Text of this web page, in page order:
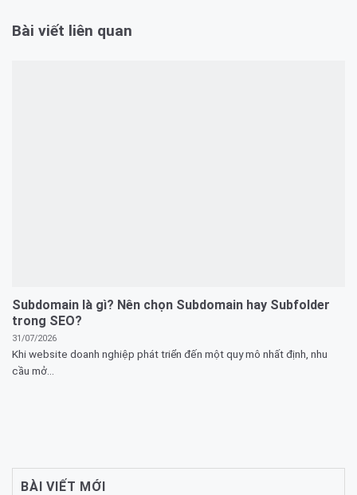
Bài viết liên quan
Subdomain là gì? Nên chọn Subdomain hay Subfolder
trong SEO?
31/07/2026
Khi website doanh nghiệp phát triển đến một quy mô nhất định, nhu
cầu mở...
BÀI VIẾT MỚI